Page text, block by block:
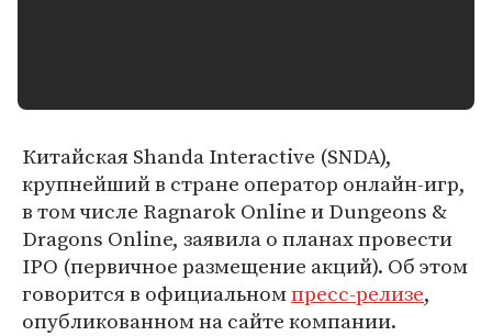
Китайская Shanda Interactive (SNDA),
крупнейший в стране оператор онлайн-игр,
в том числе Ragnarok Online и Dungeons &
Dragons Online, заявила о планах провести
IPO (первичное размещение акций). Об этом
говорится в официальномпресс-релизе,
опубликованном на сайте компании.